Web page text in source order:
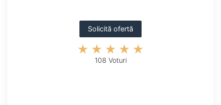
Solicită ofertă
108 Voturi